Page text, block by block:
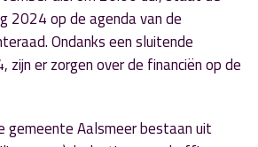
tekent protest aan tegen
Schiphol
2024 op de agenda van de
Ondanks een sluitende
er zorgen over de financiën op de
gemeente Aalsmeer bestaan uit